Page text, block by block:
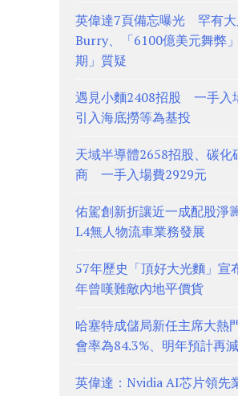
英偉達7頁備忘曝光 罕有
Burry、「6100億美元舞弊
期」質疑
遇見小麵2408招股 一手入
引入海底撈等為基投
天域半導體2658招股、碳化
商 一手入場費2929元
佑駕創新折讓近一成配股
L4無人物流車業務發展
57年歷史「頂好大光麵」
年曾嘆難敵內地平價貨
哈塞特成儲局新任主席大
會率為84.3%、明年預計再
英偉達：Nvidia AI芯片領